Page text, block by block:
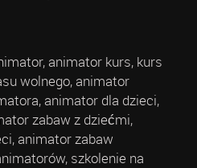
animator kurs, kurs
wolnego, animator
animator dla dzieci,
zabaw z dziećmi,
animator zabaw
szkolenie na